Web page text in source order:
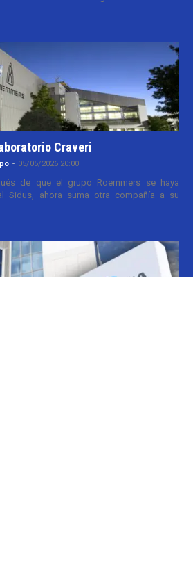
Craveri
- 05/05/2026 20:00
de que el grupo Roemmers se haya
Sidus, ahora suma otra compañía a su